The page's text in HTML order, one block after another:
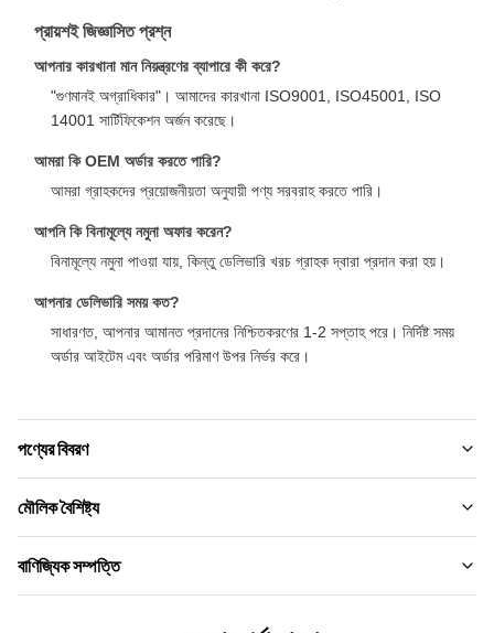
প্রায়শই জিজ্ঞাসিত প্রশ্ন
আপনার কারখানা মান নিয়ন্ত্রণের ব্যাপারে কী করে?
"গুণমানই অগ্রাধিকার"। আমাদের কারখানা ISO9001, ISO45001, ISO
14001 সার্টিফিকেশন অর্জন করেছে।
আমরা কি OEM অর্ডার করতে পারি?
আমরা গ্রাহকদের প্রয়োজনীয়তা অনুযায়ী পণ্য সরবরাহ করতে পারি।
আপনি কি বিনামূল্যে নমুনা অফার করেন?
বিনামূল্যে নমুনা পাওয়া যায়, কিন্তু ডেলিভারি খরচ গ্রাহক দ্বারা প্রদান করা হয়।
আপনার ডেলিভারি সময় কত?
সাধারণত, আপনার আমানত প্রদানের নিশ্চিতকরণের 1-2 সপ্তাহ পরে। নির্দিষ্ট সময়
অর্ডার আইটেম এবং অর্ডার পরিমাণ উপর নির্ভর করে।
পণ্যের বিবরণ
Material:
Feature:
জলরোধী এবং ফায়ারপ্রুফ
মৌলিক বৈশিষ্ট্য
ব্র্যান্ডের নাম:
বাণিজ্যিক সম্পত্তি